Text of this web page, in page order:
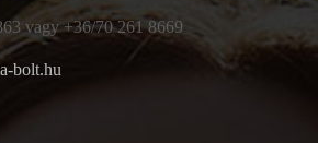
vagy +36/70 261 8669
bolt.hu